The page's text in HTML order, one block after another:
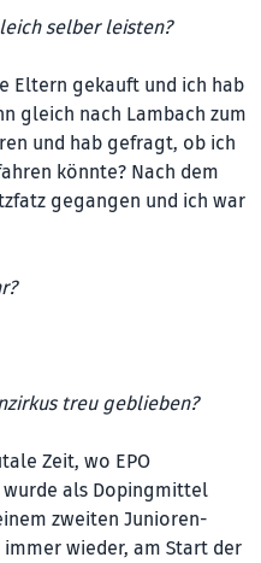
selber leisten?
Eltern gekauft und ich hab
gleich nach Lambach zum
und hab gefragt, ob ich
könnte? Nach dem
gegangen und ich war
treu geblieben?
Zeit, wo EPO
wurde als Dopingmittel
zweiten Junioren-
wieder, am Start der